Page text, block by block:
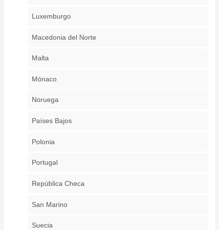
Luxemburgo
Macedonia del Norte
Malta
Mónaco
Noruega
Países Bajos
Polonia
Portugal
República Checa
San Marino
Suecia